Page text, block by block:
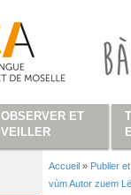
Vous êtes
Accueil » Publier
vùm Autor zuem
OBSERVER ET
VEILLER